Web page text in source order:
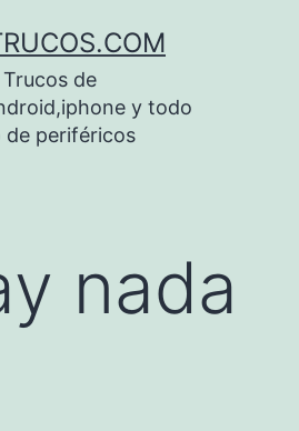
Trucos de
y todo
de periféricos
nada